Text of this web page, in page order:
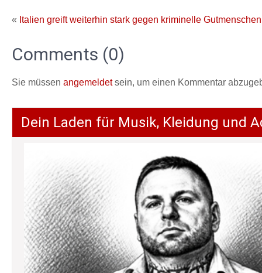
« Italien greift weiterhin stark gegen kriminelle
Comments (0)
Sie müssen angemeldetsein, um einen Kommentar
Dein Laden für Musik, Kleidung und